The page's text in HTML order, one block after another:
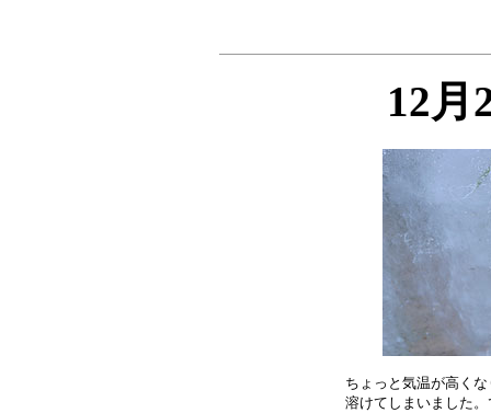
12月
ちょっと気温が高く
溶けてしまいました